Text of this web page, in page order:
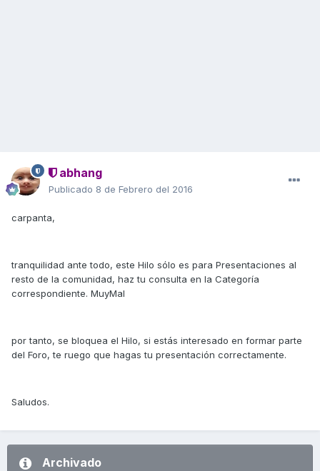
abhang
Publicado 8 de Febrero del 2016
carpanta,
tranquilidad ante todo, este Hilo sólo es para Presentaciones al
resto de la comunidad, haz tu consulta en la Categoría
correspondiente. MuyMal
por tanto, se bloquea el Hilo, si estás interesado en formar parte
del Foro, te ruego que hagas tu presentación correctamente.
Saludos.
Archivado